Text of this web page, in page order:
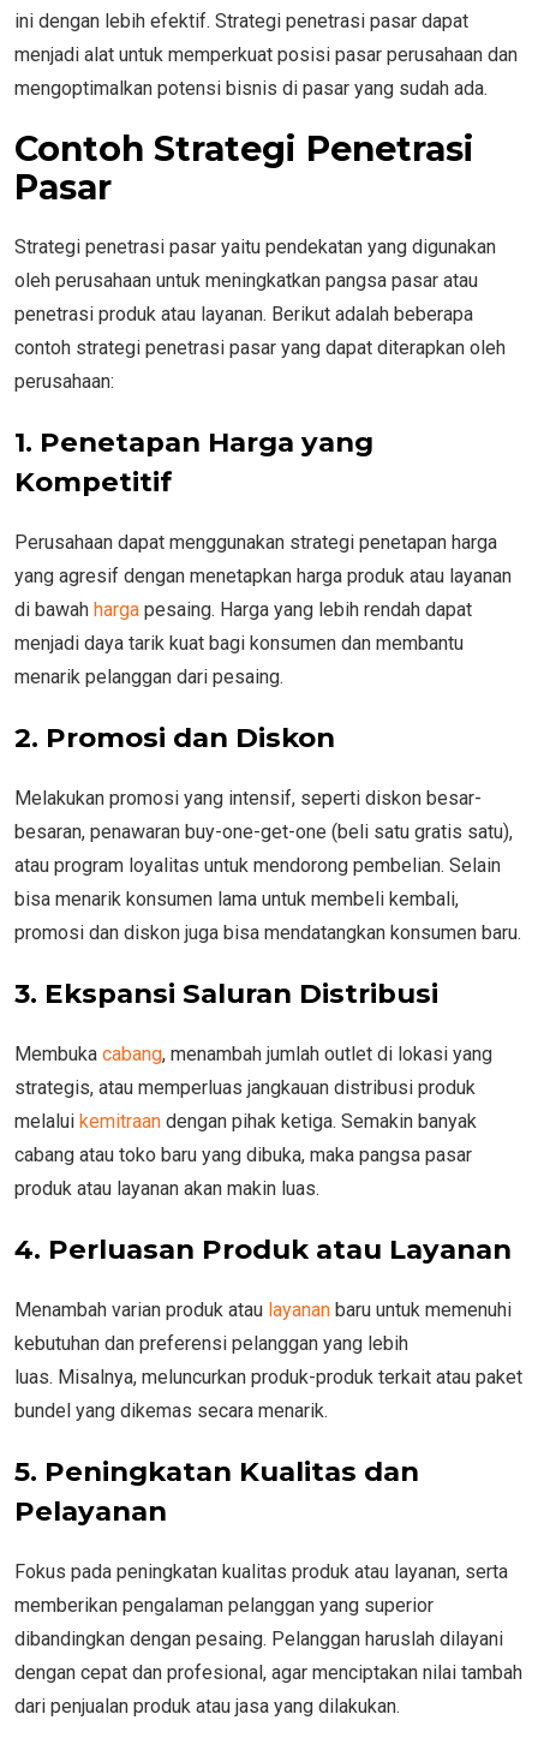
ini dengan lebih efektif. Strategi penetrasi pasar dapat
menjadi alat untuk memperkuat posisi pasar perusahaan dan
mengoptimalkan potensi bisnis di pasar yang sudah ada.
Contoh Strategi Penetrasi
Pasar
Strategi penetrasi pasar yaitu pendekatan yang digunakan
oleh perusahaan untuk meningkatkan pangsa pasar atau
penetrasi produk atau layanan. Berikut adalah beberapa
contoh strategi penetrasi pasar yang dapat diterapkan oleh
perusahaan:
1. Penetapan Harga yang
Kompetitif
Perusahaan dapat menggunakan strategi penetapan harga
yang agresif dengan menetapkan harga produk atau layanan
di bawah harga pesaing. Harga yang lebih rendah dapat
menjadi daya tarik kuat bagi konsumen dan membantu
menarik pelanggan dari pesaing.
2. Promosi dan Diskon
Melakukan promosi yang intensif, seperti diskon besar-
besaran, penawaran buy-one-get-one (beli satu gratis satu),
atau program loyalitas untuk mendorong pembelian. Selain
bisa menarik konsumen lama untuk membeli kembali,
promosi dan diskon juga bisa mendatangkan konsumen baru.
3. Ekspansi Saluran Distribusi
Membuka cabang, menambah jumlah outlet di lokasi yang
strategis, atau memperluas jangkauan distribusi produk
melalui kemitraan dengan pihak ketiga. Semakin banyak
cabang atau toko baru yang dibuka, maka pangsa pasar
produk atau layanan akan makin luas.
4. Perluasan Produk atau Layanan
Menambah varian produk atau layanan baru untuk memenuhi
kebutuhan dan preferensi pelanggan yang lebih
luas. Misalnya, meluncurkan produk-produk terkait atau paket
bundel yang dikemas secara menarik.
5. Peningkatan Kualitas dan
Pelayanan
Fokus pada peningkatan kualitas produk atau layanan, serta
memberikan pengalaman pelanggan yang superior
dibandingkan dengan pesaing. Pelanggan haruslah dilayani
dengan cepat dan profesional, agar menciptakan nilai tambah
dari penjualan produk atau jasa yang dilakukan.